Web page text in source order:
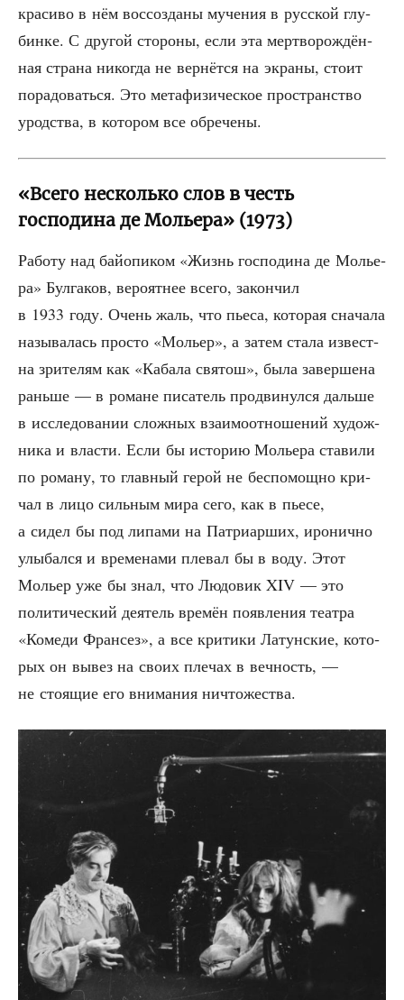
кра­си­во в нём вос­со­зда­ны муче­ния в рус­ской глу­
бин­ке. С дру­гой сто­ро­ны, если эта мерт­во­рож­дён­
ная стра­на нико­гда не вер­нёт­ся на экра­ны, сто­ит
пора­до­вать­ся. Это мета­фи­зи­че­ское про­стран­ство
урод­ства, в кото­ром все обречены.
«Всего несколько слов в честь
господина де Мольера» (1973)
Рабо­ту над бай­о­пи­ком «Жизнь гос­по­ди­на де Молье­
ра» Бул­га­ков, веро­ят­нее все­го, закон­чил
в 1933 году. Очень жаль, что пье­са, кото­рая сна­ча­ла
назы­ва­лась про­сто «Мольер», а затем ста­ла извест­
на зри­те­лям как «Каба­ла свя­тош», была завер­ше­на
рань­ше — в романе писа­тель про­дви­нул­ся даль­ше
в иссле­до­ва­нии слож­ных вза­и­мо­от­но­ше­ний худож­
ни­ка и вла­сти. Если бы исто­рию Молье­ра ста­ви­ли
по рома­ну, то глав­ный герой не бес­по­мощ­но кри­
чал в лицо силь­ным мира сего, как в пье­се,
а сидел бы под липа­ми на Пат­ри­ар­ших, иро­нич­но
улы­бал­ся и вре­ме­на­ми пле­вал бы в воду. Этот
Мольер уже бы знал, что Людо­вик XIV — это
поли­ти­че­ский дея­тель вре­мён появ­ле­ния теат­ра
«Коме­ди Фран­сез», а все кри­ти­ки Латун­ские, кото­
рых он вывез на сво­их пле­чах в веч­ность, —
не сто­я­щие его вни­ма­ния ничтожества.